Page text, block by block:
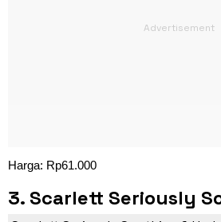
Harga: Rp61.000
3. Scarlett Seriously